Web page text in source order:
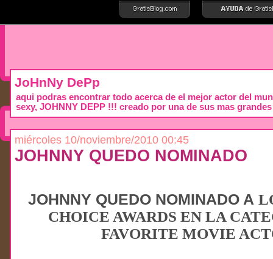
JoHnNy DePp
aqui podras encontrar todo acerca de el mejor actor del
sexy, JOHNNY DEPP !!! creado por una de sus mas
miércoles 10/noviembre/2010 00:45
JOHNNY QUEDO NOMINADO
JOHNNY QUEDO NOMINADO A
CHOICE AWARDS EN LA
FAVORITE MOVIE